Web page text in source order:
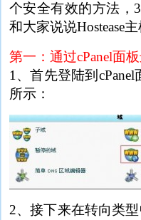
个安全有效的方法，
和大家说说Hostease
第一：通过cPanel面
1、首先登陆到
所示：
2、接下来在转向类